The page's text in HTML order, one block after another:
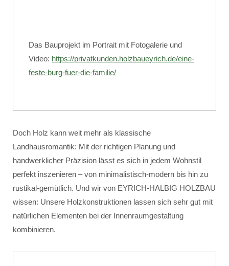
Das Bauprojekt im Portrait mit Fotogalerie und
Video: https://privatkunden.holzbaueyrich.de/eine-
feste-burg-fuer-die-familie/
Doch Holz kann weit mehr als klassische
Landhausromantik: Mit der richtigen Planung und
handwerklicher Präzision lässt es sich in jedem Wohnstil
perfekt inszenieren – von minimalistisch-modern bis hin zu
rustikal-gemütlich. Und wir von EYRICH-HALBIG HOLZBAU
wissen: Unsere Holzkonstruktionen lassen sich sehr gut mit
natürlichen Elementen bei der Innenraumgestaltung
kombinieren.